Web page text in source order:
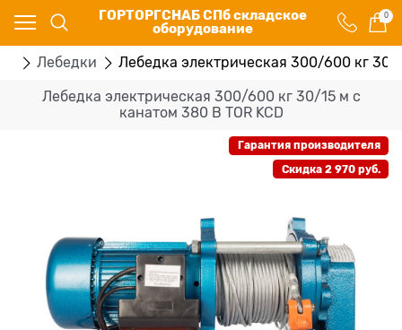
ГОРТОРГСНАБ СПб складское
оборудование
0
Лебедки Лебедка электрическая 300/600 кг 30/
Лебедка электрическая 300/600 кг 30/15 м с
канатом 380 В TOR KCD
Гарантия производителя
Скидка 2 970 руб.